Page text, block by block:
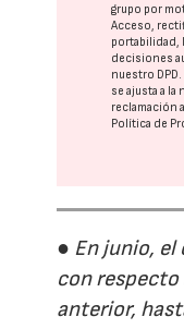
grupo por
Acceso,
portabilidad,
decisiones
nuestro DPD
se ajusta a
reclamación
Política de
● En junio, el
con
anterior,